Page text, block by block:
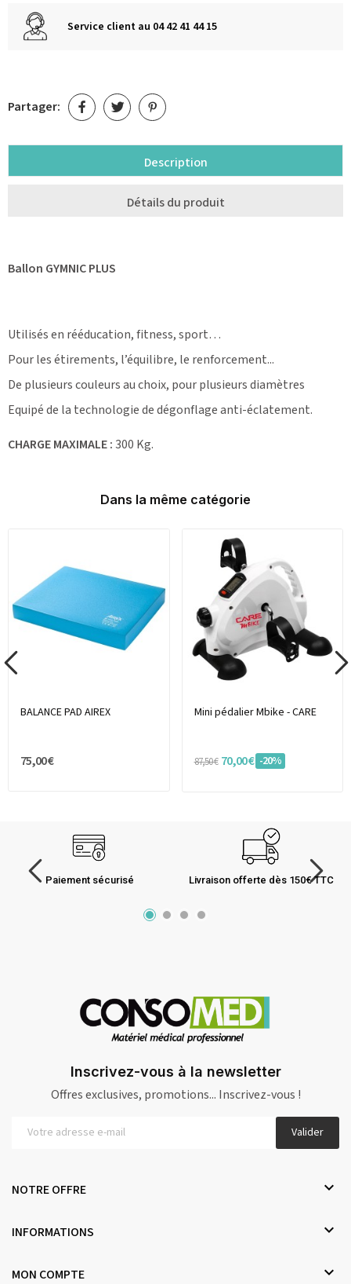
Service client au 04 42 41 44 15
Partager:
Description
Détails du produit
Ballon GYMNIC PLUS
Utilisés en rééducation, fitness, sport…
Pour les étirements, l’équilibre, le renforcement...
De plusieurs couleurs au choix, pour plusieurs diamètres
Equipé de la technologie de dégonflage anti-éclatement.
CHARGE MAXIMALE :300 Kg.
Dans la même catégorie
BALANCE PAD AIREX
75,00 €
Mini pédalier Mbike - CARE
87,50 € 70,00 € -20%
Paiement sécurisé Livraison offerte dès 150€ TTC
Inscrivez-vous à la newsletter
Offres exclusives, promotions... Inscrivez-vous !
Valider
NOTRE OFFRE 
INFORMATIONS 
MON COMPTE 